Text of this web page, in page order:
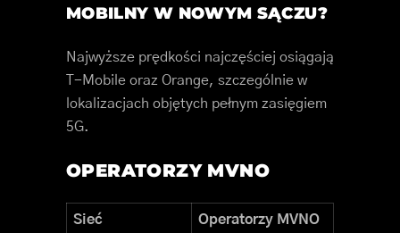
MOBILNY W NOWYM SĄCZU?
Najwyższe prędkości najczęściej osiągają
T-Mobile oraz Orange, szczególnie w
lokalizacjach objętych pełnym zasięgiem
5G.
OPERATORZY MVNO
Sieć
Operatorzy MVNO